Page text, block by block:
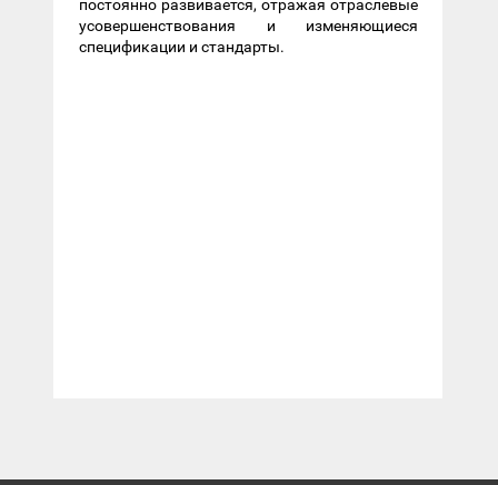
постоянно развивается, отражая отраслевые
усовершенствования и изменяющиеся
спецификации и стандарты.